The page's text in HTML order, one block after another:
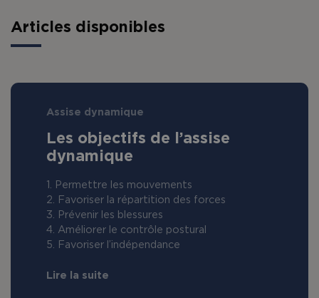
Articles disponibles
Assise dynamique
Les objectifs de l’assise
dynamique
1. Permettre les mouvements
2. Favoriser la répartition des forces
3. Prévenir les blessures
4. Améliorer le contrôle postural
5. Favoriser l’indépendance
Lire la suite